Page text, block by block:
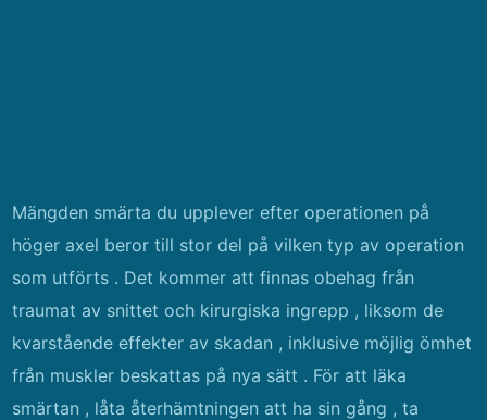
Mängden smärta du upplever efter operationen på
höger axel beror till stor del på vilken typ av operation
som utförts . Det kommer att finnas obehag från
traumat av snittet och kirurgiska ingrepp , liksom de
kvarstående effekter av skadan , inklusive möjlig ömhet
från muskler beskattas på nya sätt . För att läka
smärtan , låta återhämtningen att ha sin gång , ta